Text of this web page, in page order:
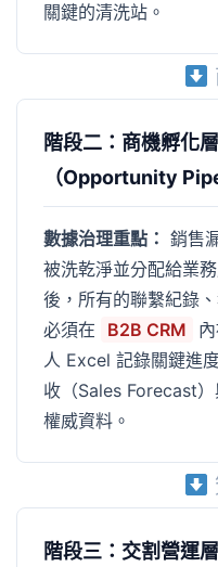
關鍵的清洗站。
階段二：商機孵化層
（Opportunity
數據治理重點： 銷售
被洗乾淨並分配給業
後，所有的聯繫紀錄
必須在
B2B CRM
人 Excel 記錄關鍵進
收（Sales Forecast
權威資料。
階段三：交割營運層